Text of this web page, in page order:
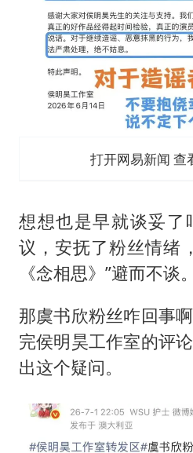
打开网易新闻 查
想想也是早就谈妥了
议，安抚了粉丝情绪
《念相思》”避而不谈。
那虞书欣粉丝咋回事
完侯明昊工作室的评
出这个疑问。